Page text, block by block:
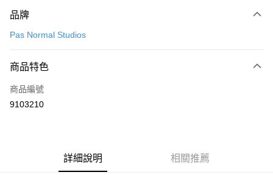
信用卡一次付款
LINE Pay
Apple Pay
品牌
Pas Normal Studios
商品特色
商品編號
9103210
詳細說明 相關推薦